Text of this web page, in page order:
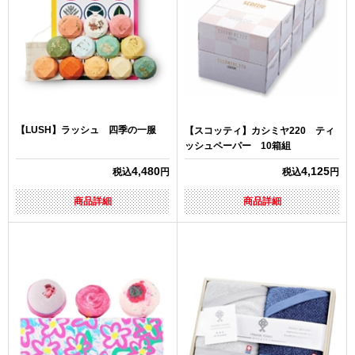
【LUSH】ラッシュ 四季の一服
税込4,480円
商品詳細
【スコッティ】カシミヤ220 ティ
ッシュペーパー 10箱組
税込4,125円
商品詳細